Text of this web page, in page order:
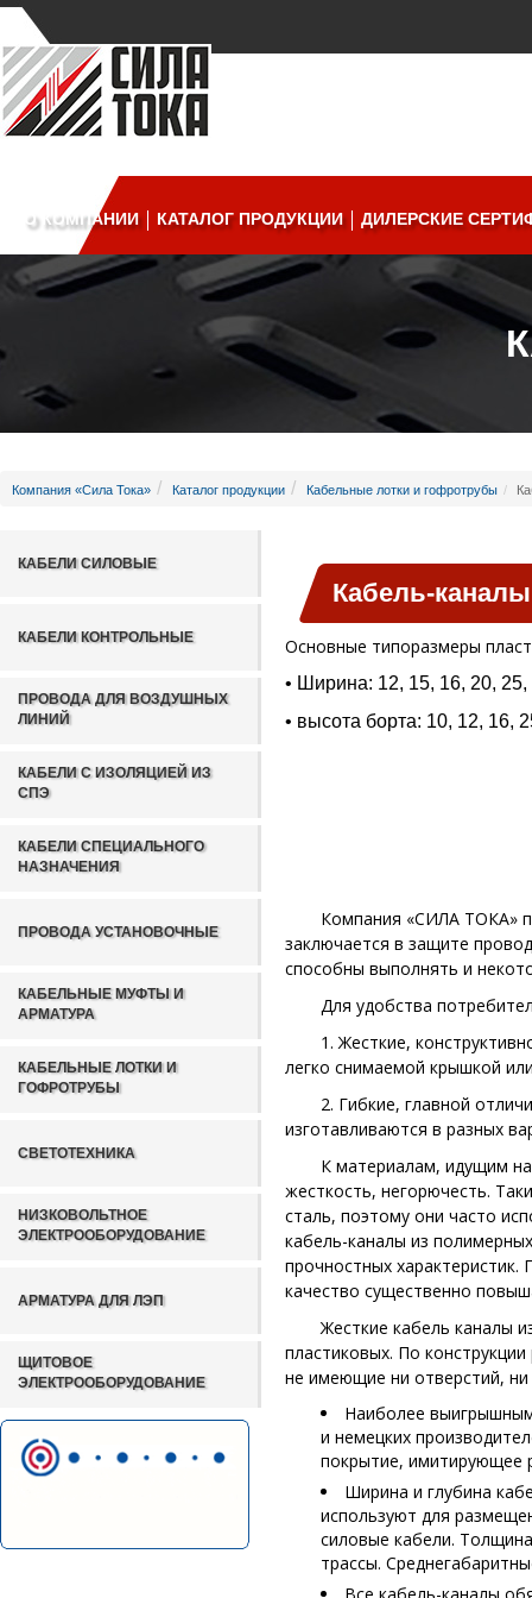
О КОМПАНИИ КАТАЛОГ ПРОДУКЦИИ ДИЛЕРСКИЕ
Компания «Сила Тока» Каталог продукции Кабельные лотки и гофротрубы
КАБЕЛИ СИЛОВЫЕ
КАБЕЛИ КОНТРОЛЬНЫЕ
ПРОВОДА ДЛЯ ВОЗДУШНЫХ
ЛИНИЙ
КАБЕЛИ С ИЗОЛЯЦИЕЙ ИЗ
СПЭ
КАБЕЛИ СПЕЦИАЛЬНОГО
НАЗНАЧЕНИЯ
ПРОВОДА УСТАНОВОЧНЫЕ
КАБЕЛЬНЫЕ МУФТЫ И
АРМАТУРА
КАБЕЛЬНЫЕ ЛОТКИ И
ГОФРОТРУБЫ
СВЕТОТЕХНИКА
НИЗКОВОЛЬТНОЕ
ЭЛЕКТРООБОРУДОВАНИЕ
АРМАТУРА ДЛЯ ЛЭП
ЩИТОВОЕ
ЭЛЕКТРООБОРУДОВАНИЕ
Кабель-каналы
Основные типоразмеры
• Ширина: 12, 15, 16, 20,
• высота борта: 10, 12, 16,
Компания «СИЛА ТОКА»
заключается в защите
способны выполнять и
Для удобства
1. Жесткие,
легко снимаемой крышкой
2. Гибкие, главной
изготавливаются в разных
К материалам, идущим
жесткость, негорючесть.
сталь, поэтому они часто
кабель-каналы из
прочностных
качество существенно
Жесткие кабель каналы
пластиковых. По
не имеющие ни отверстий,
Наиболее
и немецких
покрытие, имитирующее
Ширина и глубина
используют для
силовые кабели.
трассы.